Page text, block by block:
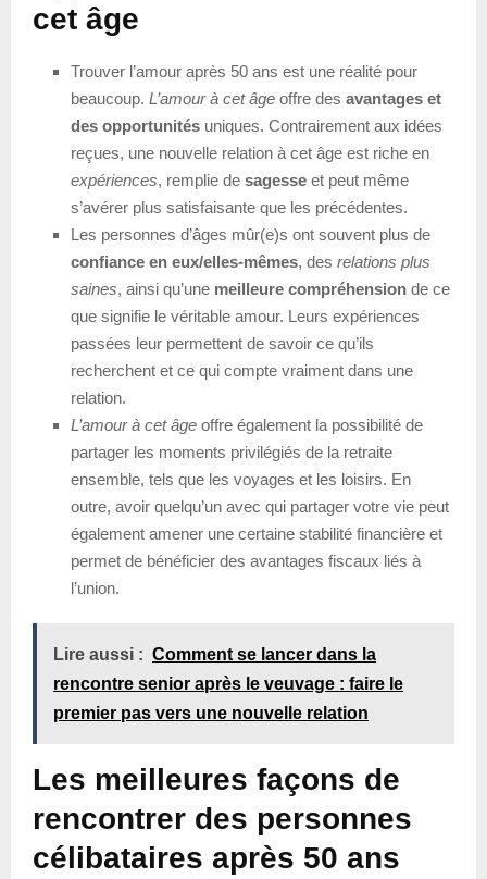
cet âge
Trouver l’amour après 50 ans est une réalité pour
beaucoup. L’amour à cet âge offre des avantages et
des opportunités uniques. Contrairement aux idées
reçues, une nouvelle relation à cet âge est riche en
expériences, remplie de sagesse et peut même
s’avérer plus satisfaisante que les précédentes.
Les personnes d’âges mûr(e)s ont souvent plus de
confiance en eux/elles-mêmes, des relations plus
saines, ainsi qu’une meilleure compréhension de ce
que signifie le véritable amour. Leurs expériences
passées leur permettent de savoir ce qu’ils
recherchent et ce qui compte vraiment dans une
relation.
L’amour à cet âge offre également la possibilité de
partager les moments privilégiés de la retraite
ensemble, tels que les voyages et les loisirs. En
outre, avoir quelqu’un avec qui partager votre vie peut
également amener une certaine stabilité financière et
permet de bénéficier des avantages fiscaux liés à
l’union.
Lire aussi : Comment se lancer dans la
rencontre senior après le veuvage : faire le
premier pas vers une nouvelle relation
Les meilleures façons de
rencontrer des personnes
célibataires après 50 ans